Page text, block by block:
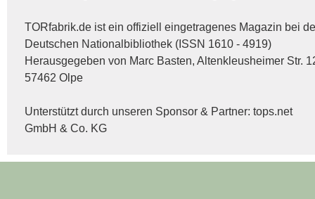
TORfabrik.de ist ein offiziell eingetragenes Magazin bei
Deutschen Nationalbibliothek (ISSN 1610 - 4919)
Herausgegeben von Marc Basten, Altenkleusheimer Str.
57462 Olpe
Unterstützt durch unseren Sponsor & Partner: tops.net
GmbH & Co. KG